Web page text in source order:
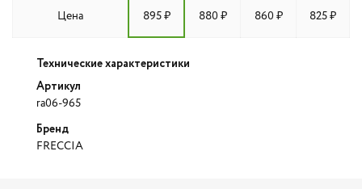
Цена 895 ₽ 880 ₽ 860 ₽ 825 ₽
Технические характеристики
Артикул
ra06-965
Бренд
FRECCIA